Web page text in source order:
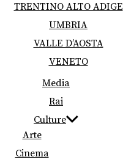
TRENTINO ALTO ADIGE
UMBRIA
VALLE D’AOSTA
VENETO
Media
Rai
Culture
Arte
Cinema